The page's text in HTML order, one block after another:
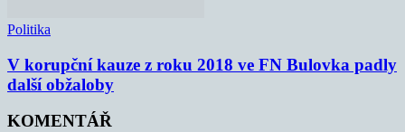
Politika
V korupční kauze z roku 2018 ve FN Bulovka padly
další obžaloby
KOMENTÁŘ